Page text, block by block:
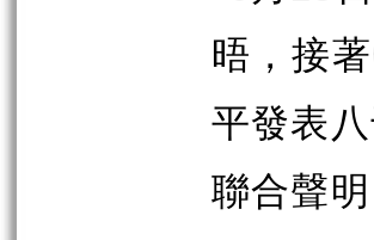
晤，接
平發表
聯合聲